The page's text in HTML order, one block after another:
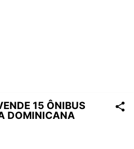
15 ÔNIBUS
DOMINICANA